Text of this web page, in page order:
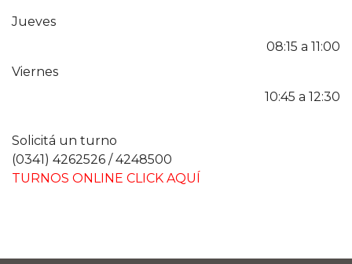
Jueves
08:15 a 11:00
Viernes
10:45 a 12:30
Solicitá un turno
(0341) 4262526 / 4248500
TURNOS ONLINE CLICK AQUÍ